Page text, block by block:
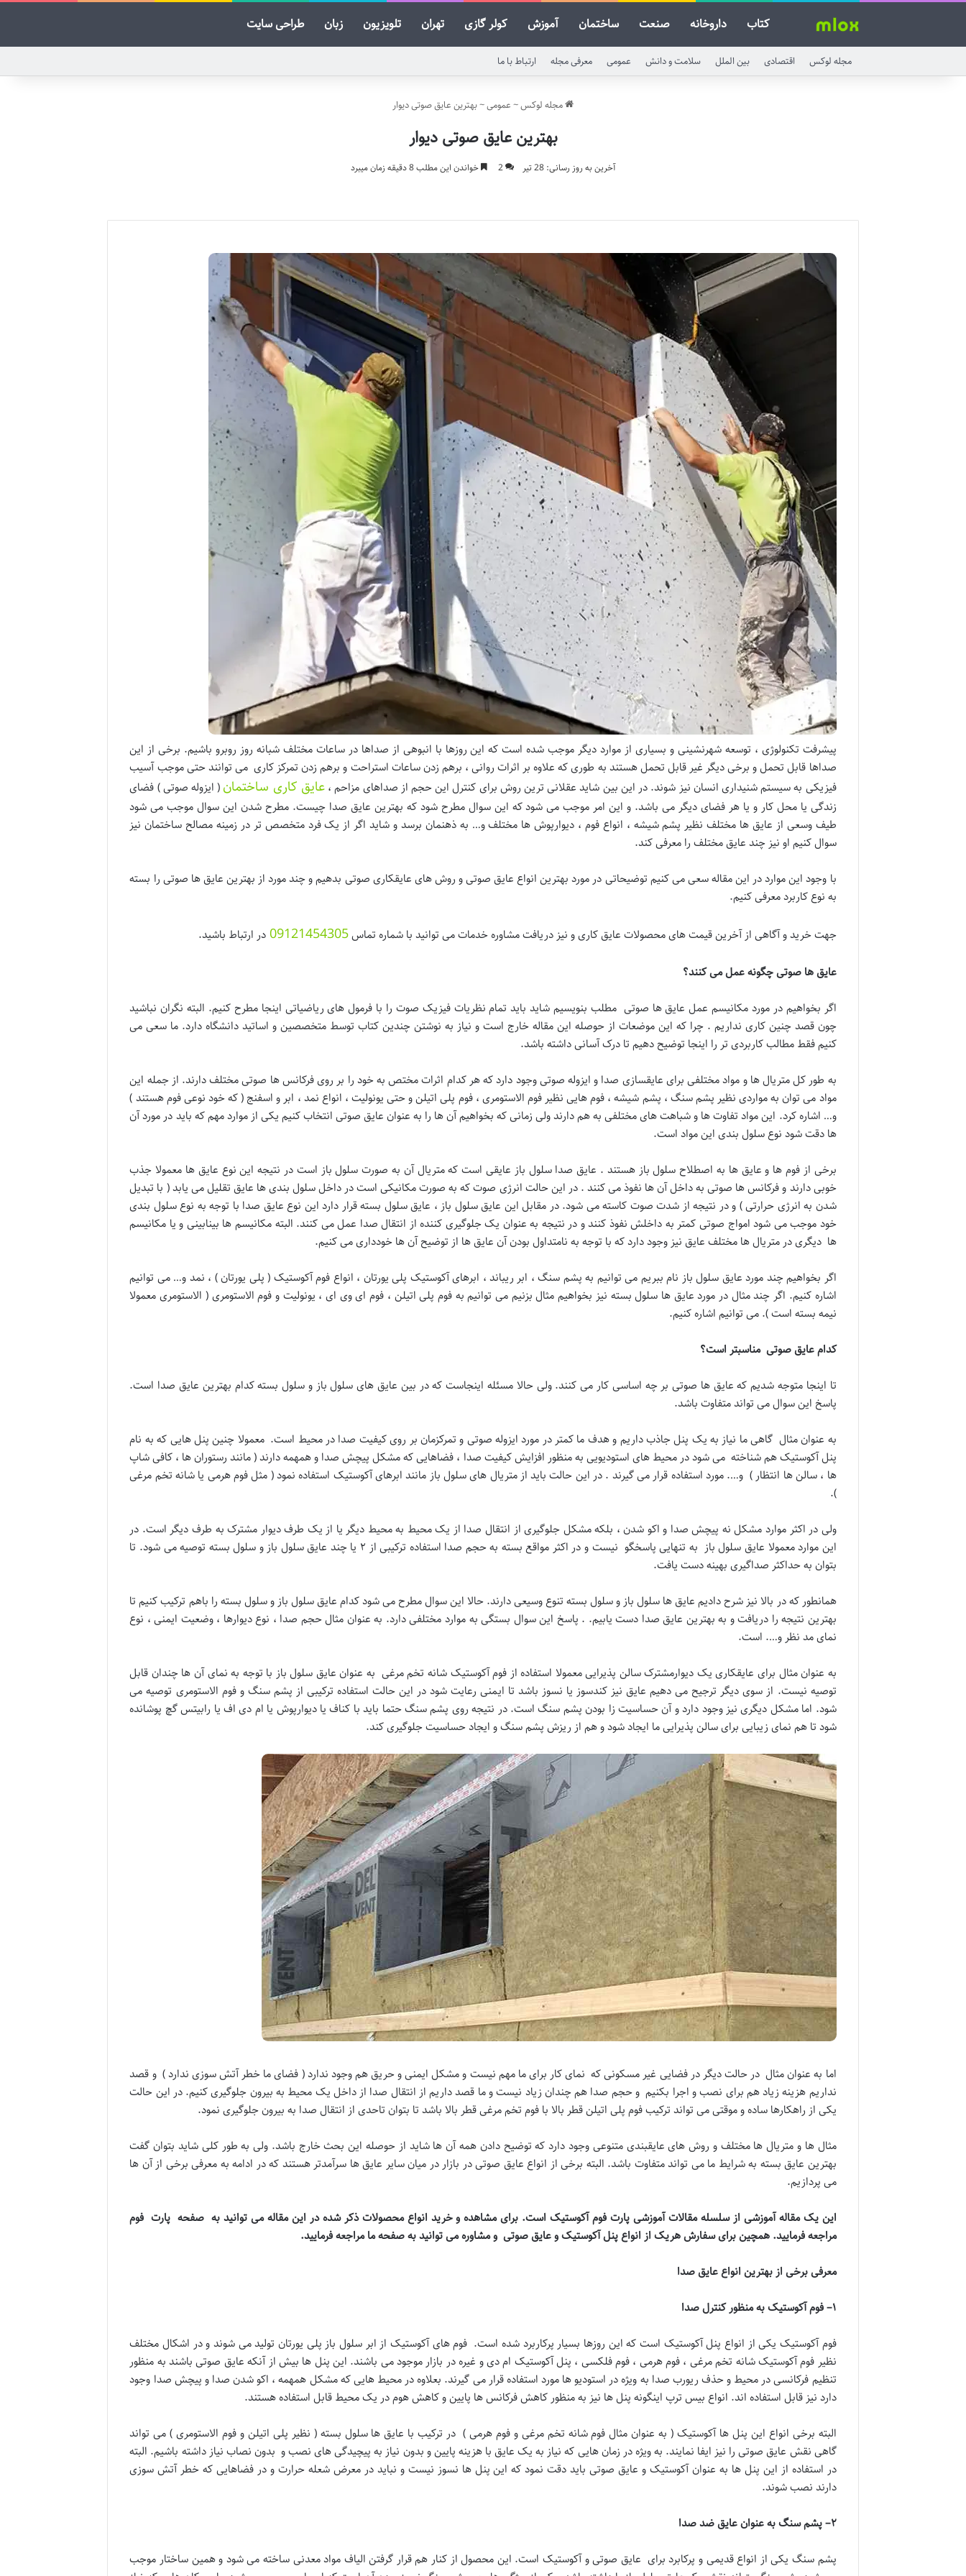
کتاب داروخانه صنعت ساختمان آموزش کولر گازی تهران تلویزیون زبان طراحی سایت
مجله لوکس اقتصادی بین الملل سلامت و دانش عمومی معرفی مجله ارتباط با ما
مجله لوکس~ عمومی~بهترین عایق صوتی دیوار
بهترین عایق صوتی دیوار
آخرین به روز رسانی: 28 تیر 2 خواندن این مطلب 8 دقیقه زمان میبرد
پیشرفت تکنولوژی ، توسعه شهرنشینی و بسیاری از موارد دیگر موجب شده است که این روزها با انبوهی از صداها در ساعات مختلف شبانه روز روبرو باشیم. برخی از این
صداها قابل تحمل و برخی دیگر غیر قابل تحمل هستند به طوری که علاوه بر اثرات روانی ، برهم زدن ساعات استراحت و برهم زدن تمرکز کاری می توانند حتی موجب آسیب
فیزیکی به سیستم شنیداری انسان نیز شوند. در این بین شاید عقلانی ترین روش برای کنترل این حجم از صداهای مزاحم ،عایق کاری ساختمان ( ایزوله صوتی ) فضای
زندگی یا محل کار و یا هر فضای دیگر می باشد. و این امر موجب می شود که این سوال مطرح شود که بهترین عایق صدا چیست. مطرح شدن این سوال موجب می شود
طیف وسعی از عایق ها مختلف نظیر پشم شیشه ، انواع فوم ، دیوارپوش ها مختلف و… به ذهنمان برسد و شاید اگر از یک فرد متخصص تر در زمینه مصالح ساختمان نیز
سوال کنیم او نیز چند عایق مختلف را معرفی کند.
با وجود این موارد در این مقاله سعی می کنیم توضیحاتی در مورد بهترین انواع عایق صوتی و روش های عایقکاری صوتی بدهیم و چند مورد از بهترین عایق ها صوتی را بسته
به نوع کاربرد معرفی کنیم.
جهت خرید و آگاهی از آخرین قیمت های محصولات عایق کاری و نیز دریافت مشاوره خدمات می توانید با شماره تماس09121454305 در ارتباط باشید.
عایق ها صوتی چگونه عمل می کنند؟
اگر بخواهیم در مورد مکانیسم عمل عایق ها صوتی مطلب بنویسیم شاید باید تمام نظریات فیزیک صوت را با فرمول های ریاضیاتی اینجا مطرح کنیم. البته نگران نباشید
چون قصد چنین کاری نداریم . چرا که این موضعات از حوصله این مقاله خارج است و نیاز به نوشتن چندین کتاب توسط متخصصین و اساتید دانشگاه دارد. ما سعی می
کنیم فقط مطالب کاربردی تر را اینجا توضیح دهیم تا درک آسانی داشته باشد.
به طور کل متریال ها و مواد مختلفی برای عایقسازی صدا و ایزوله صوتی وجود دارد که هر کدام اثرات مختص به خود را بر روی فرکانس ها صوتی مختلف دارند. از جمله این
مواد می توان به مواردی نظیر پشم سنگ ، پشم شیشه ، فوم هایی نظیر فوم الاستومری ، فوم پلی اتیلن و حتی یونولیت ، انواع نمد ، ابر و اسفنج ( که خود نوعی فوم هستند )
و… اشاره کرد. این مواد تفاوت ها و شباهت های مختلفی به هم دارند ولی زمانی که بخواهیم آن ها را به عنوان عایق صوتی انتخاب کنیم یکی از موارد مهم که باید در مورد آن
ها دقت شود نوع سلول بندی این مواد است.
برخی از فوم ها و عایق ها به اصطلاح سلول باز هستند . عایق صدا سلول باز عایقی است که متریال آن به صورت سلول باز است در نتیجه این نوع عایق ها معمولا جذب
خوبی دارند و فرکانس ها صوتی به داخل آن ها نفوذ می کنند . در این حالت انرژی صوت که به صورت مکانیکی است در داخل سلول بندی ها عایق تقلیل می یابد ( با تبدیل
شدن به انرژی حرارتی ) و در نتیجه از شدت صوت کاسته می شود. در مقابل این عایق سلول باز ، عایق سلول بسته قرار دارد این نوع عایق صدا با توجه به نوع سلول بندی
خود موجب می شود امواج صوتی کمتر به داخلش نفوذ کنند و در نتیجه به عنوان یک جلوگیری کننده از انتقال صدا عمل می کنند. البته مکانیسم ها بینابینی و یا مکانیسم
ها دیگری در متریال ها مختلف عایق نیز وجود دارد که با توجه به نامتداول بودن آن عایق ها از توضیح آن ها خودداری می کنیم.
اگر بخواهیم چند مورد عایق سلول باز نام ببریم می توانیم به پشم سنگ ، ابر ریباند ، ابرهای آکوستیک پلی یورتان ، انواع فوم آکوستیک ( پلی یورتان ) ، نمد و… می توانیم
اشاره کنیم. اگر چند مثال در مورد عایق ها سلول بسته نیز بخواهیم مثال بزنیم می توانیم به فوم پلی اتیلن ، فوم ای وی ای ، یونولیت و فوم الاستومری ( الاستومری معمولا
نیمه بسته است ). می توانیم اشاره کنیم.
کدام عایق صوتی مناسبتر است؟
تا اینجا متوجه شدیم که عایق ها صوتی بر چه اساسی کار می کنند. ولی حالا مسئله اینجاست که در بین عایق های سلول باز و سلول بسته کدام بهترین عایق صدا است.
پاسخ این سوال می تواند متفاوت باشد.
به عنوان مثال گاهی ما نیاز به یک پنل جاذب داریم و هدف ما کمتر در مورد ایزوله صوتی و تمرکزمان بر روی کیفیت صدا در محیط است. معمولا چنین پنل هایی که به نام
پنل آکوستیک هم شناخته می شود در محیط های استودیویی به منظور افزایش کیفیت صدا ، فضاهایی که مشکل پیچش صدا و همهمه دارند ( مانند رستوران ها ، کافی شاپ
ها ، سالن ها انتظار ) و…. مورد استفاده قرار می گیرند . در این حالت باید از متریال های سلول باز مانند ابرهای آکوستیک استفاده نمود ( مثل فوم هرمی یا شانه تخم مرغی
).
ولی در اکثر موارد مشکل نه پیچش صدا و اکو شدن ، بلکه مشکل جلوگیری از انتقال صدا از یک محیط به محیط دیگر یا از یک طرف دیوار مشترک به طرف دیگر است. در
این موارد معمولا عایق سلول باز به تنهایی پاسخگو نیست و در اکثر مواقع بسته به حجم صدا استفاده ترکیبی از ۲ یا چند عایق سلول باز و سلول بسته توصیه می شود. تا
بتوان به حداکثر صداگیری بهینه دست یافت.
همانطور که در بالا نیز شرح دادیم عایق ها سلول باز و سلول بسته تنوع وسیعی دارند. حالا این سوال مطرح می شود کدام عایق سلول باز و سلول بسته را باهم ترکیب کنیم تا
بهترین نتیجه را دریافت و به بهترین عایق صدا دست یابیم. . پاسخ این سوال بستگی به موارد مختلفی دارد. به عنوان مثال حجم صدا ، نوع دیوارها ، وضعیت ایمنی ، نوع
نمای مد نظر و…. است.
به عنوان مثال برای عایقکاری یک دیوارمشترک سالن پذیرایی معمولا استفاده از فوم آکوستیک شانه تخم مرغی به عنوان عایق سلول باز با توجه به نمای آن ها چندان قابل
توصیه نیست. از سوی دیگر ترجیح می دهیم عایق نیز کندسوز یا نسوز باشد تا ایمنی رعایت شود در این حالت استفاده ترکیبی از پشم سنگ و فوم الاستومری توصیه می
شود. اما مشکل دیگری نیز وجود دارد و آن حساسیت زا بودن پشم سنگ است. در نتیجه روی پشم سنگ حتما باید با کناف یا دیوارپوش یا ام دی اف یا رابیتس گچ پوشانده
شود تا هم نمای زیبایی برای سالن پذیرایی ما ایجاد شود و هم از ریزش پشم سنگ و ایجاد حساسیت جلوگیری کند.
اما به عنوان مثال در حالت دیگر در فضایی غیر مسکونی که نمای کار برای ما مهم نیست و مشکل ایمنی و حریق هم وجود ندارد ( فضای ما خطر آتش سوزی ندارد ) و قصد
نداریم هزینه زیاد هم برای نصب و اجرا بکنیم و حجم صدا هم چندان زیاد نیست و ما قصد داریم از انتقال صدا از داخل یک محیط به بیرون جلوگیری کنیم. در این حالت
یکی از راهکارها ساده و موقتی می تواند ترکیب فوم پلی اتیلن قطر بالا با فوم تخم مرغی قطر بالا باشد تا بتوان تاحدی از انتقال صدا به بیرون جلوگیری نمود.
مثال ها و متریال ها مختلف و روش های عایقبندی متنوعی وجود دارد که توضیح دادن همه آن ها شاید از حوصله این بحث خارج باشد. ولی به طور کلی شاید بتوان گفت
بهترین عایق بسته به شرایط ما می تواند متفاوت باشد. البته برخی از انواع عایق صوتی در بازار در میان سایر عایق ها سرآمدتر هستند که در ادامه به معرفی برخی از آن ها
می پردازیم.
این یک مقاله آموزشی از سلسله مقالات آموزشی پارت فوم آکوستیک است. برای مشاهده و خرید انواع محصولات ذکر شده در این مقاله می توانید به صفحه پارت فوم
مراجعه فرمایید. همچین برای سفارش هریک از انواع پنل آکوستیک و عایق صوتی و مشاوره می توانید به صفحه ما مراجعه فرمایید.
معرفی برخی از بهترین انواع عایق صدا
۱–فوم آکوستیک به منظور کنترل صدا
فوم آکوستیک یکی از انواع پنل آکوستیک است که این روزها بسیار پرکاربرد شده است. فوم های آکوستیک از ابر سلول باز پلی یورتان تولید می شوند و در اشکال مختلف
نظیر فوم آکوستیک شانه تخم مرغی ، فوم هرمی ، فوم فلکسی ، پنل آکوستیک ام دی و غیره در بازار موجود می باشند. این پنل ها بیش از آنکه عایق صوتی باشند به منظور
تنظیم فرکانسی در محیط و حذف ریورب صدا به ویژه در استودیو ها مورد استفاده قرار می گیرند. بعلاوه در محیط هایی که مشکل همهمه ، اکو شدن صدا و پیچش صدا وجود
دارد نیز قابل استفاده اند. انواع بیس ترپ اینگونه پنل ها نیز به منظور کاهش فرکانس ها پایین و کاهش هوم در یک محیط قابل استفاده هستند.
البته برخی انواع این پنل ها آکوستیک ( به عنوان مثال فوم شانه تخم مرغی و فوم هرمی ) در ترکیب با عایق ها سلول بسته ( نظیر پلی اتیلن و فوم الاستومری ) می تواند
گاهی نقش عایق صوتی را نیز ایفا نمایند. به ویژه در زمان هایی که نیاز به یک عایق با هزینه پایین و بدون نیاز به پیچیدگی های نصب و بدون نصاب نیاز داشته باشیم. البته
در استفاده از این پنل ها به عنوان آکوستیک و عایق صوتی باید دقت نمود که این پنل ها نسوز نیست و نباید در معرض شعله حرارت و در فضاهایی که خطر آتش سوزی
دارند نصب شوند.
۲–پشم سنگ به عنوان عایق ضد صدا
پشم سنگ یکی از انواع قدیمی و پرکابرد برای عایق صوتی و آکوستیک است. این محصول از کنار هم قرار گرفتن الیاف مواد معدنی ساخته می شود و همین ساختار موجب